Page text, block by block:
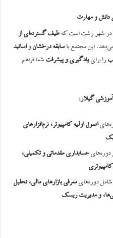
دانش و مهارت
در شهر رشت است کهطیف گسترده‌ای از
می‌دهد. این مجتمع باسابقه درخشان واساتید
را براییادگیری و پیشرفت شما فراهم
گیلار:
اصول اولیه کامپیوتر، نرم‌افزارهای
دوره‌هایحسابداری مقدماتی و تکمیلی،
شامل دوره‌هایمعرفی بازارهای مالی، تحلیل
و مدیریت ریسک